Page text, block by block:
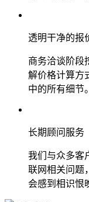
透明干净的报
商务洽谈阶段
解价格计算方
中的所有细节。
长期顾问服务
我们与众多客
联网相关问题
会感到相识恨